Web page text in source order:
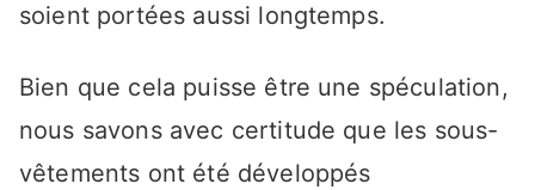
soient portées aussi longtemps.
Bien que cela puisse être une spéculation,
nous savons avec certitude que les sous-
vêtements ont été développés